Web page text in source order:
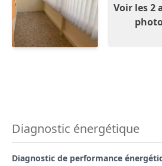
Voir les 2
Diagnostic énergétique
Diagnostic de performance